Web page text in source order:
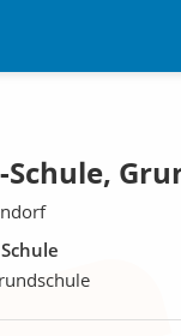
Schule,